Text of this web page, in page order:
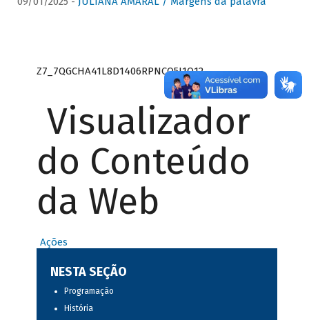
Z7_7QGCHA41L8D1406RPNCQ5J1O12
Visualizador
do Conteúdo
da Web
Ações
NESTA SEÇÃO
Programação
História